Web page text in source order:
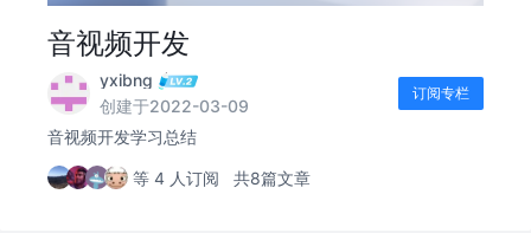
音视频开发
yxibng
创建于2022-03-09
订阅专栏
音视频开发学习总结
等 4 人订阅 共8篇文章